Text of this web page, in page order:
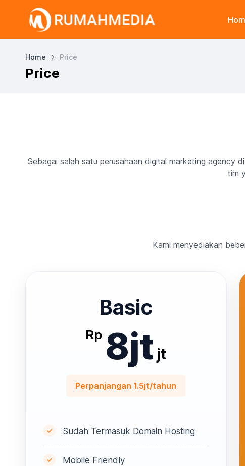
Home Price
Price
Sebagai salah satu perusahaan digital marketing agency
tim
Kami menyediakan
Basic
Rp 8jt jt
Perpanjangan 1.5jt/tahun
Sudah Termasuk Domain Hosting
Mobile Friendly